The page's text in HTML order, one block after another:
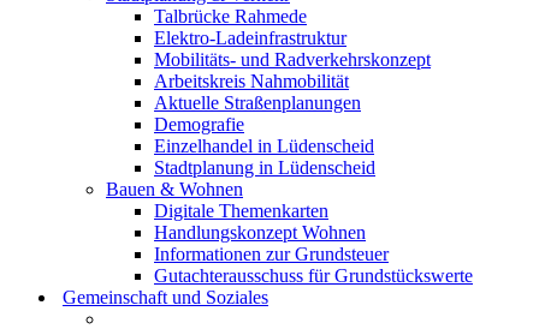
Talbrücke Rahmede
Elektro-Ladeinfrastruktur
Mobilitäts- und Radverkehrskonzept
Arbeitskreis Nahmobilität
Aktuelle Straßenplanungen
Demografie
Einzelhandel in Lüdenscheid
Stadtplanung in Lüdenscheid
Bauen & Wohnen
Digitale Themenkarten
Handlungskonzept Wohnen
Informationen zur Grundsteuer
Gutachterausschuss für Grundstückswerte
Gemeinschaft und Soziales